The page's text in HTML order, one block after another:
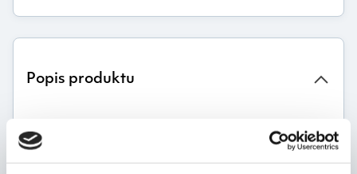
Popis produktu
Vlastnosti: